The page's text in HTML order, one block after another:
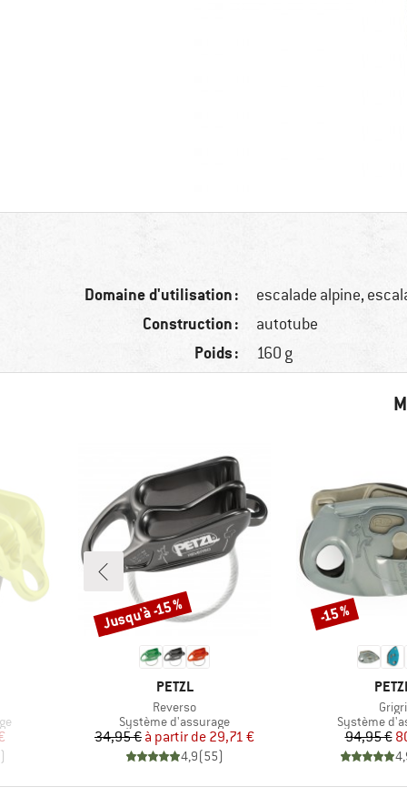
Domaine d'utilisation : escalade alpine,
Construction : autotube
Poids : 160 g
)
MARQUE
PETZL
Article
Reverso
Product group
Système d'assurage
Prix
34,95 € Prix réduit
à partir de 29,71 €
4,9(55)
Remise
Jusqu'à -15 %
Article
Grigri
Product
Système
94,95 €
Remise
-15 %